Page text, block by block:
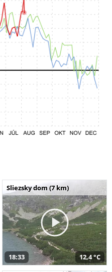
Sliezsky dom (7 km)
18:33 12,4 °C